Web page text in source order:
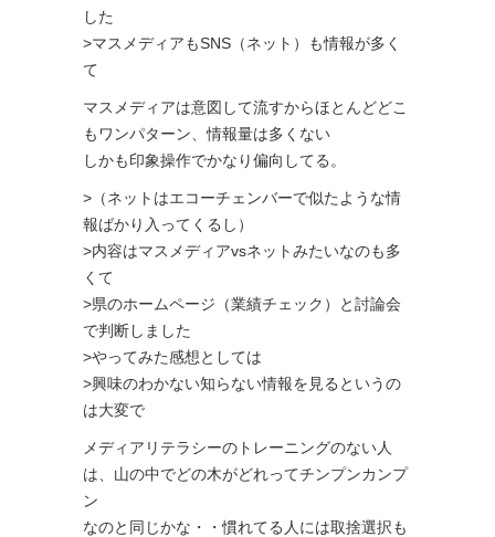
した
>マスメディアもSNS（ネット）も情報が多く
て
マスメディアは意図して流すからほとんどどこ
もワンパターン、情報量は多くない
しかも印象操作でかなり偏向してる。
>（ネットはエコーチェンバーで似たような情
報ばかり入ってくるし）
>内容はマスメディアvsネットみたいなのも多
くて
>県のホームページ（業績チェック）と討論会
で判断しました
>やってみた感想としては
>興味のわかない知らない情報を見るというの
は大変で
メディアリテラシーのトレーニングのない人
は、山の中でどの木がどれってチンプンカンプ
ン
なのと同じかな・・慣れてる人には取捨選択も